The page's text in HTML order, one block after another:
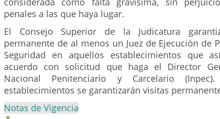
penales a las que haya lugar.
El Consejo Superior de la Judicatura
permanente de al menos un Juez de Ejecución de
Seguridad en aquellos establecimientos que
acuerdo con solicitud que haga el Director
Nacional Penitenciario y Carcelario
establecimientos se garantizarán visitas
Notas de Vigencia